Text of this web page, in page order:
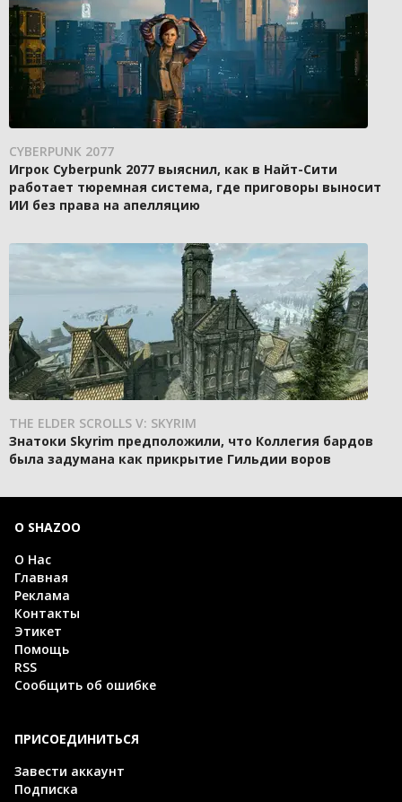
CYBERPUNK 2077
Игрок Cyberpunk 2077 выяснил, как в Найт-Сити
работает тюремная система, где приговоры выносит
ИИ без права на апелляцию
THE ELDER SCROLLS V: SKYRIM
Знатоки Skyrim предположили, что Коллегия бардов
была задумана как прикрытие Гильдии воров
О SHAZOO
О Нас
Главная
Реклама
Контакты
Этикет
Помощь
RSS
Сообщить об ошибке
ПРИСОЕДИНИТЬСЯ
Завести аккаунт
Подписка